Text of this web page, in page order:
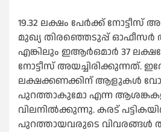
19.32 ലക്ഷം പേർക്ക്
മുഖ്യ തിരഞ്ഞെടുപ്പ് ഓഫീസർ
എങ്കിലും ഇആർഒമാർ 37
നോട്ടീസ് അയച്ചിരിക്കുന്നത്.
ലക്ഷക്കണക്കിന് ആളുകള്‍
പുറത്താകുമോ എന്ന
വിലനില്‍ക്കുന്നു. കരട്
പുറത്തായവരുടെ വിവരങ്ങള്‍